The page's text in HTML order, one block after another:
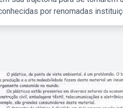
por renomadas